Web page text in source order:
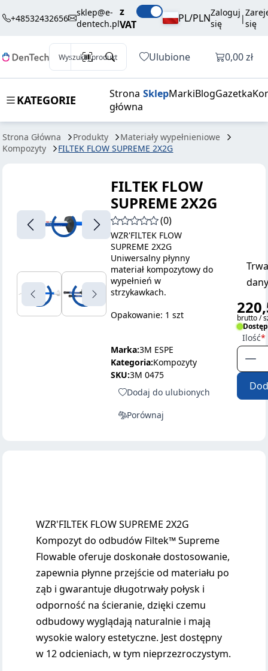
+48532432656
sklep@e-
dentech.pl
z
VAT
PL/PLNZaloguj
się
|się
Wyszukaj produkt Ulubione Otwórz
0,00 zł
KATEGORIE
Strona
główna
SklepMarkiBlogGazetka
Strona Główna Produkty
Materiały wypełnieniowe
Kompozyty
FILTEK FLOW SUPREME 2X2G
SUPREME
brutto / szt.
FILTEK FLOW
SUPREME 2X2G
(0)
WZR'FILTEK FLOW
SUPREME 2X2G
Uniwersalny płynny
materiał kompozytowy do
wypełnień w
strzykawkach.
Opakowanie: 1 szt
Marka:3M ESPE
Kategoria:Kompozyty
SKU:3M 0475
Dodaj do ulubionych
Porównaj
brutto /
Ilość
WZR'FILTEK FLOW SUPREME 2X2G
Kompozyt do odbudów Filtek™ Supreme
Flowable oferuje doskonałe dostosowanie,
zapewnia płynne przejście od materiału po
ząb i gwarantuje długotrwały połysk i
odporność na ścieranie, dzięki czemu
odbudowy wyglądają naturalnie i mają
wysokie walory estetyczne. Jest dostępny
w 12 odcieniach, w tym nieprzezroczystym.